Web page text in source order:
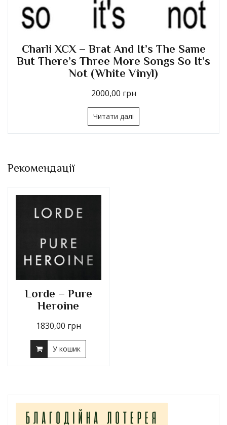
It’s
Charli XCX – Crash (Red &
Marbled Vinyl)
1470,00
Рекомендації
Lorde – Pure
Heroine
1830,00 грн
У кошик